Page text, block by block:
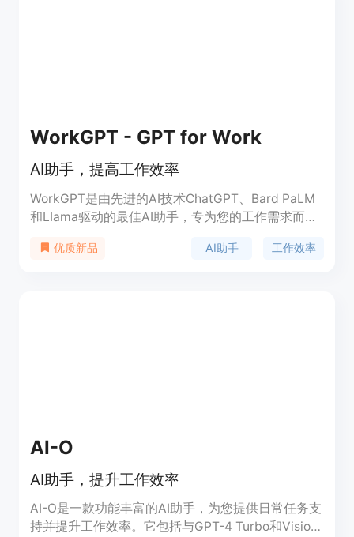
WorkGPT - GPT for Work
AI助手，提高工作效率
WorkGPT是由先进的AI技术ChatGPT、Bard PaLM
和LIama驱动的最佳AI助手，专为您的工作需求而设
质量，让您的工作事半功倍。它能帮助您创建内容、
优质新品 AI助手 工作效率
AI-O
AI助手，提升工作效率
AI-O是一款功能丰富的AI助手，为您提供日常任务支
持并提升工作效率。它包括与GPT-4 Turbo和Vision